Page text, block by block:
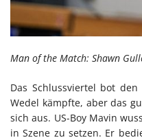
Man of the Match: Shawn
Das Schlussviertel bot
Wedel kämpfte, aber das
sich aus. US-Boy Mavin
in Szene zu setzen. Er